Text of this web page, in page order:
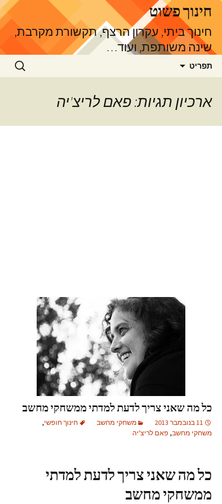
לדלג
לתוכןחינוך פשוט
חינוך ביתי, עקרון הרצף, תקשורת מקרבת,
שינה משותפת, ועוד…
תפריט חיפוש:
ארכיון תגיות: פאם לריצ'יה
כל מה שאני צריך לדעת למדתי ממשחקי מחשב
11 בנובמבר 2013 משחקי מחשב חינוך חופשי,
משחקי מחשב, פאם לריצ'יה
כל מה שאני צריך לדעת למדתי
ממשחקי מחשב